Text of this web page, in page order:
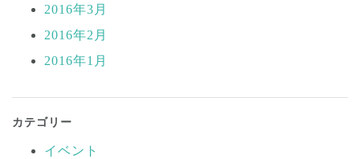
2016年3月
2016年2月
2016年1月
カテゴリー
イベント